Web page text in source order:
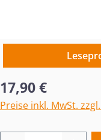
Regulärer Preis:
17,90 €
Preise inkl. MwSt.